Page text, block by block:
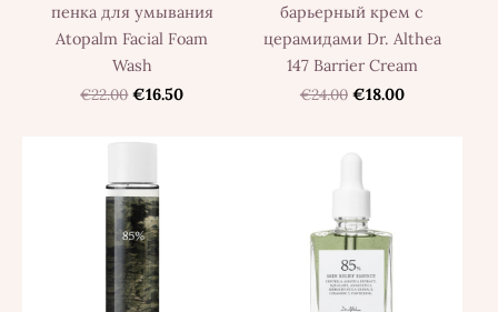
пенка для умывания
Atopalm Facial Foam
Wash
€22.00 €16.50
барьерный крем с
церамидами Dr. Althea
147 Barrier Cream
€24.00 €18.00